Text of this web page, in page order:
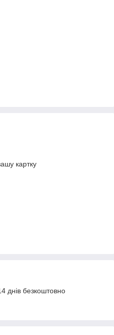
картку
днів безкоштовно